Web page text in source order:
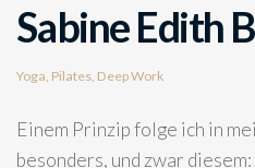
Sabine Edith
Yoga, Pilates, Deep Work
Einem Prinzip folge ich in
besonders, und zwar